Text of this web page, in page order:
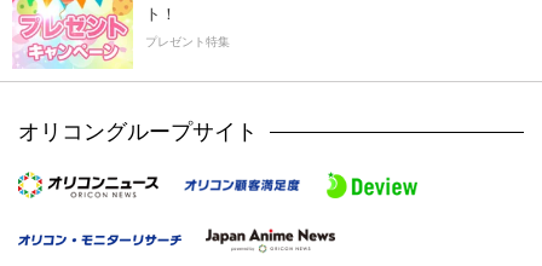
ト！
プレゼント特集
オリコングループサイト